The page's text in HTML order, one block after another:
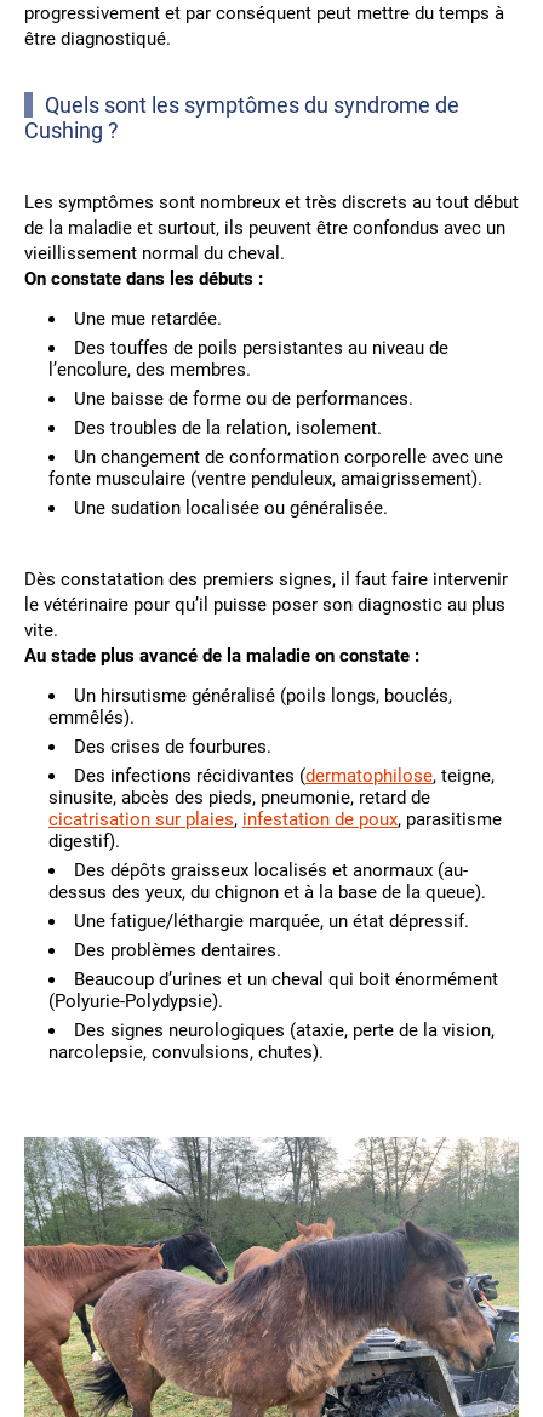
progressivement et par conséquent peut mettre du temps à
être diagnostiqué.
Quels sont les symptômes du syndrome de
Cushing ?
Les symptômes sont nombreux et très discrets au tout début
de la maladie et surtout, ils peuvent être confondus avec un
vieillissement normal du cheval.
On constate dans les débuts :
Une mue retardée.
Des touffes de poils persistantes au niveau de
l’encolure, des membres.
Une baisse de forme ou de performances.
Des troubles de la relation, isolement.
Un changement de conformation corporelle avec une
fonte musculaire (ventre penduleux, amaigrissement).
Une sudation localisée ou généralisée.
Dès constatation des premiers signes, il faut faire intervenir
le vétérinaire pour qu’il puisse poser son diagnostic au plus
vite.
Au stade plus avancé de la maladie on constate :
Un hirsutisme généralisé (poils longs, bouclés,
emmêlés).
Des crises de fourbures.
Des infections récidivantes (dermatophilose, teigne,
sinusite, abcès des pieds, pneumonie, retard de
cicatrisation sur plaies, infestation de poux, parasitisme
digestif).
Des dépôts graisseux localisés et anormaux (au-
dessus des yeux, du chignon et à la base de la queue).
Une fatigue/léthargie marquée, un état dépressif.
Des problèmes dentaires.
Beaucoup d’urines et un cheval qui boit énormément
(Polyurie-Polydypsie).
Des signes neurologiques (ataxie, perte de la vision,
narcolepsie, convulsions, chutes).